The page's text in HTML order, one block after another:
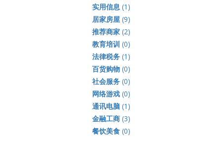
实用信息(1)
居家房屋(9)
推荐商家(2)
教育培训 (0)
法律税务(1)
百货购物(0)
社会服务(0)
网络游戏(0)
通讯电脑(1)
金融工商(3)
餐饮美食(0)